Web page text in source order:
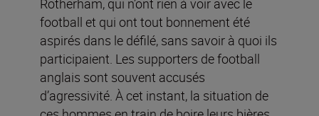
football et qui ont tout bonnement été
aspirés dans le défilé, sans savoir à quoi ils
participaient. Les supporters de football
anglais sont souvent accusés
d’agressivité. À cet instant, la situation de